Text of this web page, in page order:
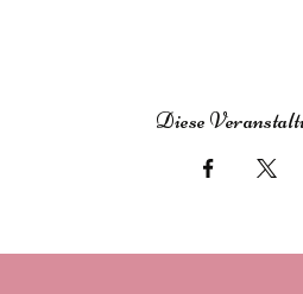
Diese